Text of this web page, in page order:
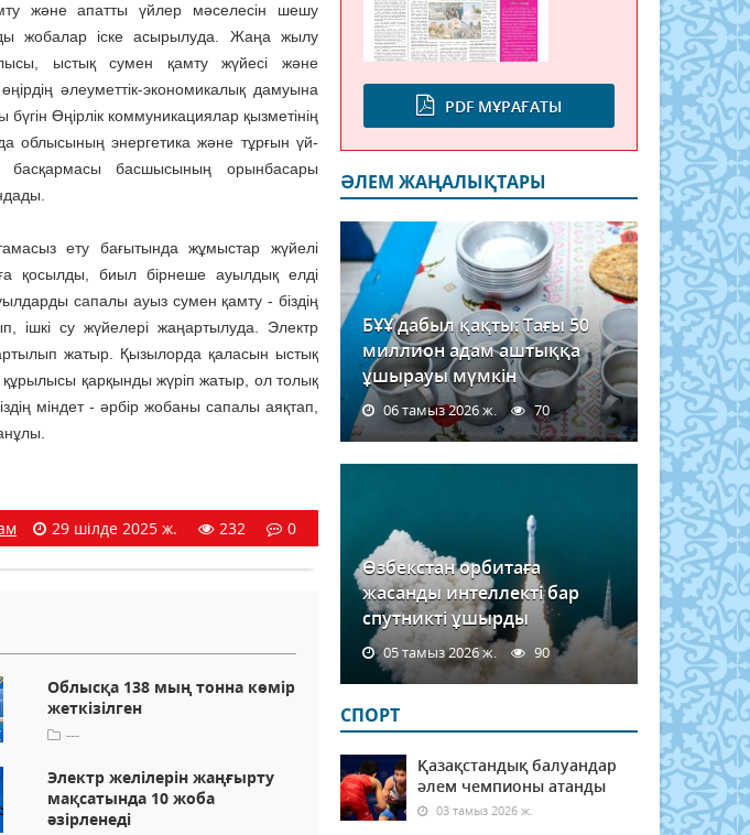
және апатты үйлер мәселесін шешу
жобалар іске асырылуда. Жаңа жылу
ыстық сумен қамту жүйесі және
әлеуметтік-экономикалық дамуына
Өңірлік коммуникациялар қызметінің
облысының энергетика және тұрғын үй-
басқармасы басшысының орынбасары
ету бағытында жұмыстар жүйелі
қосылды, биыл бірнеше ауылдық елді
сапалы ауыз сумен қамту - біздің
ішкі су жүйелері жаңартылуда. Электр
жатыр. Қызылорда қаласын ыстық
қарқынды жүріп жатыр, ол толық
міндет - әрбір жобаны сапалы аяқтап,
29 шілде 2025 ж. 232 0
Облысқа 138 мың тонна көмір
жеткізілген
---
Электр желілерін жаңғырту
мақсатында 10 жоба
әзірленеді
PDF МҰРАҒАТЫ
ӘЛЕМ ЖАҢАЛЫҚТАРЫ
БҰҰ дабыл қақты: Тағы 50
миллион адам аштыққа
ұшырауы мүмкін
06 тамыз 2026 ж. 70
Өзбекстан орбитаға
жасанды интеллекті бар
спутникті ұшырды
05 тамыз 2026 ж. 90
СПОРТ
Қазақстандық балуандар
әлем чемпионы атанды
03 тамыз 2026 ж.